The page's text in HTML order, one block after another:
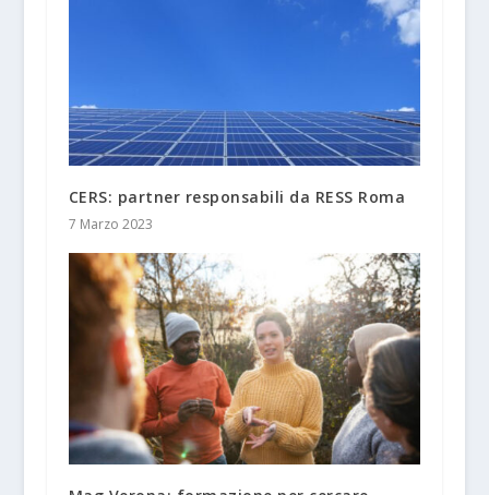
CERS: partner responsabili da RESS Roma
7 Marzo 2023